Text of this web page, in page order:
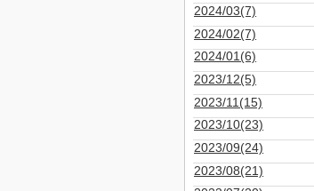
2024/03(7)
2024/02(7)
2024/01(6)
2023/12(5)
2023/11(15)
2023/10(23)
2023/09(24)
2023/08(21)